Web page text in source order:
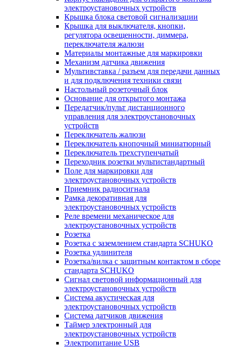
электроустановочных устройств
Крышка блока световой сигнализации
Крышка для выключателя, кнопки,
регулятора освещенности, диммера,
переключателя жалюзи
Материалы монтажные для маркировки
Механизм датчика движения
Мультивставка / разъем для передачи данных
и для подключения техники связи
Настольный розеточный блок
Основание для открытого монтажа
Передатчик/пульт дистанционного
управления для электроустановочных
устройств
Переключатель жалюзи
Переключатель кнопочный миниатюрный
Переключатель трехступенчатый
Переходник розетки мультистандартный
Поле для маркировки для
электроустановочных устройств
Приемник радиосигнала
Рамка декоративная для
электроустановочных устройств
Реле времени механическое для
электроустановочных устройств
Розетка
Розетка с заземлением стандарта SCHUKO
Розетка удлинителя
Розетка/вилка с защитным контактом в сборе
стандарта SCHUKO
Сигнал световой информационный для
электроустановочных устройств
Система акустическая для
электроустановочных устройств
Система датчиков движения
Таймер электронный для
электроустановочных устройств
Электропитание USB